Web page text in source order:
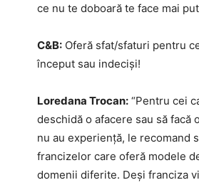
ce nu te doboară te face mai
C&B: Oferă sfat/sfaturi pentru
început sau indeciși!
Loredana Trocan: “Pentru cei
deschidă o afacere sau să facă
nu au experiență, le recomand
francizelor care oferă modele
domenii diferite. Deși franciza